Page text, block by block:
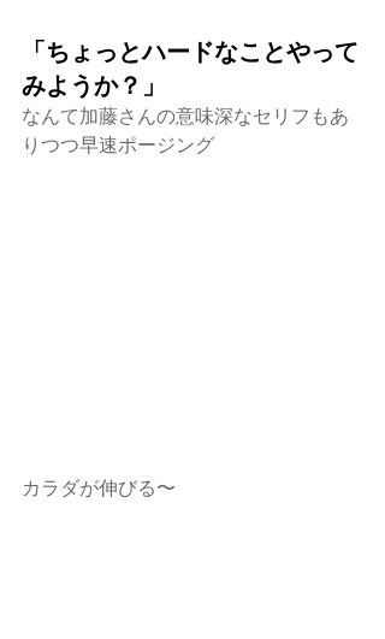
「ちょっとハードなことやって
みようか？」
なんて加藤さんの意味深なセリフもあ
りつつ早速ポージング
カラダが伸びる〜